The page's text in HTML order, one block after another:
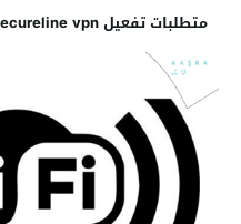
متطلبات تفعيل secureline vpn لأجهزة الأندرويد والأيفون